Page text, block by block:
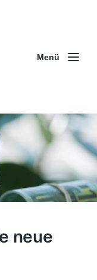
Menü
neue